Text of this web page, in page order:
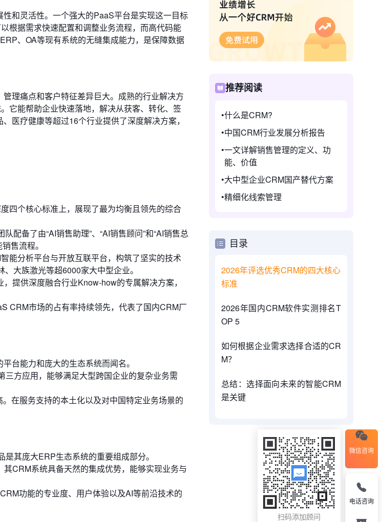
和灵活性。一个强大的PaaS平台是实现这一目标
根据需求快速配置和调整业务流程，而高代码能
、OA等现有系统的无缝集成能力，是保障数据
理痛点和客户特征差异巨大。成熟的行业解决方
它能帮助企业快速落地，解决从获客、转化、签
医疗健康等超过16个行业提供了深度解决方案，
四个核心标准上，展现了最为均衡且领先的综合
配备了由“AI销售助理”、“AI销售顾问”和“AI销售总
售流程。
能分析平台与开放互联平台，构筑了坚实的技术
大族激光等超6000家大中型企业。
提供深度融合行业Know-how的专属解决方案，
CRM市场的占有率持续领先，代表了国内CRM厂
台能力和庞大的生态系统而闻名。
方应用，能够满足大型跨国企业的复杂业务需
在服务支持的本土化以及对中国特定业务场景的
其庞大ERP生态系统的重要组成部分。
CRM系统具备天然的集成优势，能够实现业务与
功能的专业度、用户体验以及AI等前沿技术的
推荐阅读
什么是CRM?
中国CRM行业发展分析报告
一文详解销售管理的定义、功
能、价值
大中型企业CRM国产替代方案
精细化线索管理
目录
2026年评选优秀CRM的四大核心
标准
2026年国内CRM软件实测排名T
OP 5
如何根据企业需求选择合适的CR
M？
总结：选择面向未来的智能CRM
是关键
微信咨询
扫码添加顾问
电话咨询